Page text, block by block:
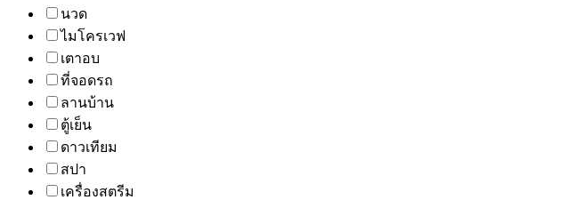
นวด
ไมโครเวฟ
เตาอบ
ที่จอดรถ
ลานบ้าน
ตู้เย็น
ดาวเทียม
สปา
เครื่องสตรีม